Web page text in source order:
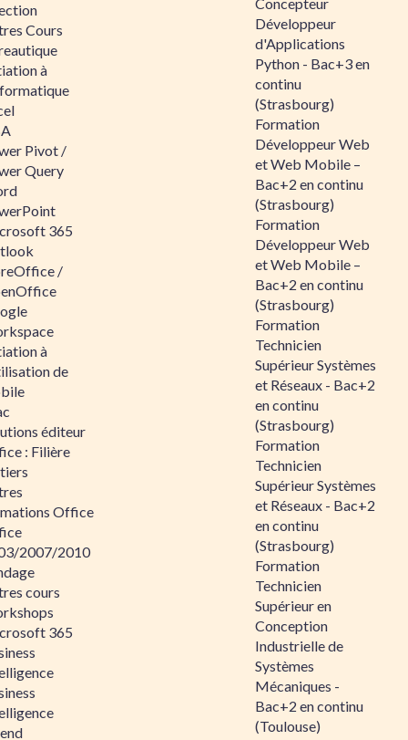
Cours
à
Pivot /
Query
365
/
à
de
éditeur
: Filière
Office
2007/2010
cours
365
Développeur
d'Applications
Python - Bac+3 en
continu
(Strasbourg)
Formation
Développeur Web
et Web Mobile –
Bac+2 en continu
(Strasbourg)
Formation
Développeur Web
et Web Mobile –
Bac+2 en continu
(Strasbourg)
Formation
Technicien
Supérieur Systèmes
et Réseaux - Bac+2
en continu
(Strasbourg)
Formation
Technicien
Supérieur Systèmes
et Réseaux - Bac+2
en continu
(Strasbourg)
Formation
Technicien
Supérieur en
Conception
Industrielle de
Systèmes
Mécaniques -
Bac+2 en continu
(Toulouse)